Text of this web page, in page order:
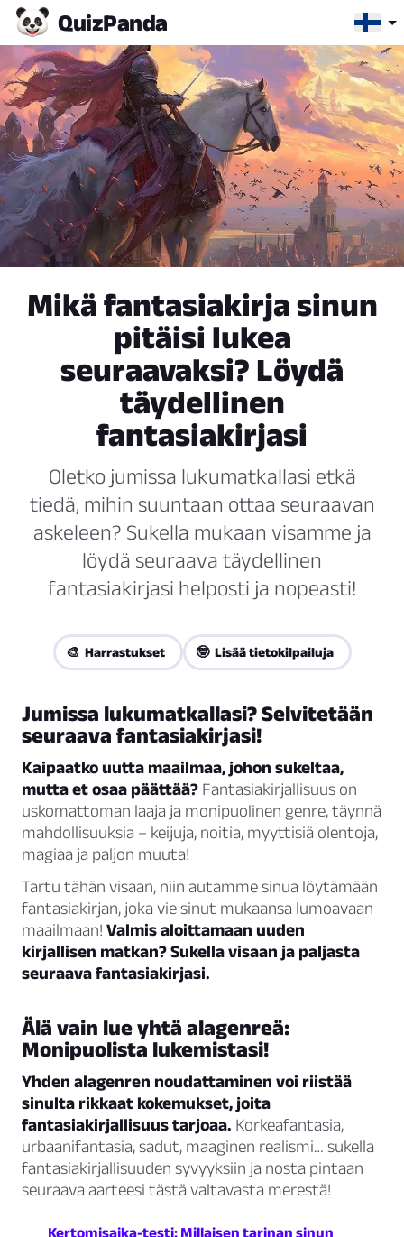
QuizPanda
Mikä fantasiakirja sinun
pitäisi lukea
seuraavaksi? Löydä
täydellinen
fantasiakirjasi
Oletko jumissa lukumatkallasi etkä
tiedä, mihin suuntaan ottaa seuraavan
askeleen? Sukella mukaan visamme ja
löydä seuraava täydellinen
fantasiakirjasi helposti ja nopeasti!
🎨 Harrastukset 🤓 Lisää tietokilpailuja
Jumissa lukumatkallasi? Selvitetään
seuraava fantasiakirjasi!
Kaipaatko uutta maailmaa, johon sukeltaa,
mutta et osaa päättää? Fantasiakirjallisuus on
uskomattoman laaja ja monipuolinen genre, täynnä
mahdollisuuksia – keijuja, noitia, myyttisiä olentoja,
magiaa ja paljon muuta!
Tartu tähän visaan, niin autamme sinua löytämään
fantasiakirjan, joka vie sinut mukaansa lumoavaan
maailmaan! Valmis aloittamaan uuden
kirjallisen matkan? Sukella visaan ja paljasta
seuraava fantasiakirjasi.
Älä vain lue yhtä alagenreä:
Monipuolista lukemistasi!
Yhden alagenren noudattaminen voi riistää
sinulta rikkaat kokemukset, joita
fantasiakirjallisuus tarjoaa. Korkeafantasia,
urbaanifantasia, sadut, maaginen realismi… sukella
fantasiakirjallisuuden syvyyksiin ja nosta pintaan
seuraava aarteesi tästä valtavasta merestä!
Kertomisaika-testi: Millaisen tarinan sinun